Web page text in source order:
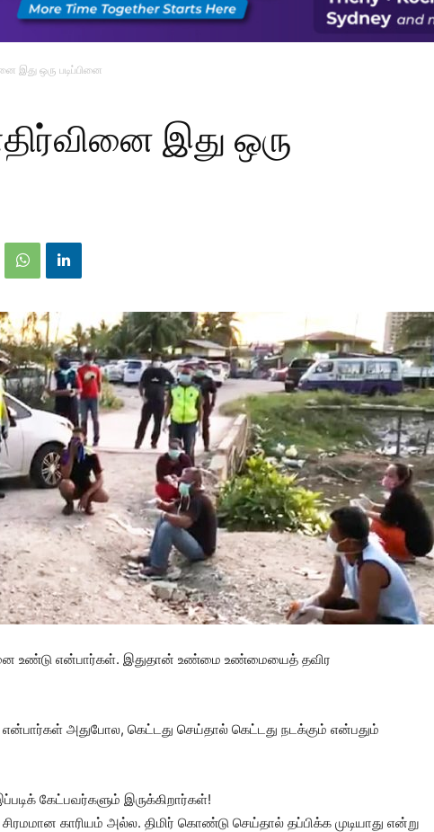
இது ஒரு படிப்பினை
இது ஒரு
உண்டு என்பார்கள். இதுதான் உண்மை உண்மையைத் தவிர
அதுபோல, கெட்டது செய்தால் கெட்டது நடக்கும் என்பதும்
கேட்பவர்களும் இருக்கிறார்கள்!
காரியம் அல்ல. திமிர் கொண்டு செய்தால் தப்பிக்க முடியாது என்று